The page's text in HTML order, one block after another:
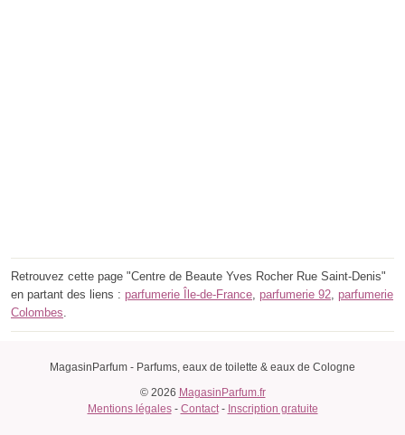
Retrouvez cette page "Centre de Beaute Yves Rocher Rue Saint-Denis"
en partant des liens : parfumerie Île-de-France parfumerie 92 parfumerie
Colombes
MagasinParfum - Parfums, eaux de toilette & eaux de Cologne
© 2026 MagasinParfum.fr
Mentions légales- Contact- Inscription gratuite